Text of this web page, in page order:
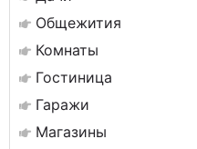
Общежития
Комнаты
Гостиница
Гаражи
Магазины